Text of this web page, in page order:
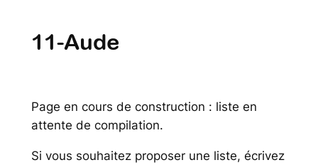
11-Aude
Page en cours de construction : liste en
attente de compilation.
Si vous souhaitez proposer une liste, écrivez